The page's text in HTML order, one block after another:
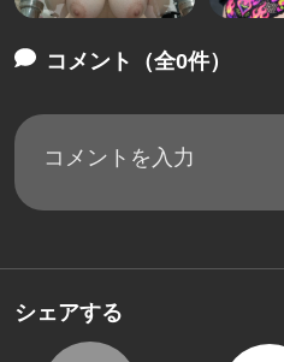
コメント（全0件）
シェアする